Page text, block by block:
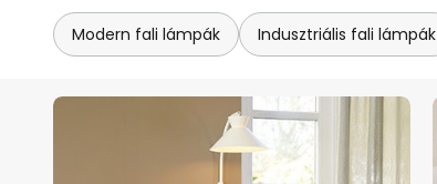
Modern fali lámpák Indusztriális fali lámpák